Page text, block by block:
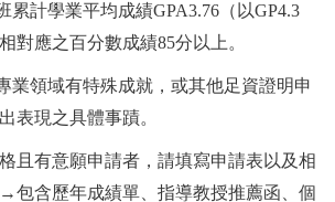
累計學業平均成績GPA3.76 （以GP4.3
對應之百分數成績85分以上。
業領域有特殊成就，或其他足資證明申
表現之具體事蹟。
且有意願申請者，請填寫申請表以及相
→包含歷年成績單、指導教授推薦函、個